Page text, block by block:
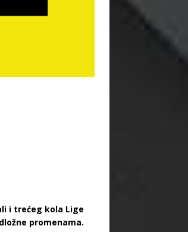
i trećeg kola Lige
promenama.